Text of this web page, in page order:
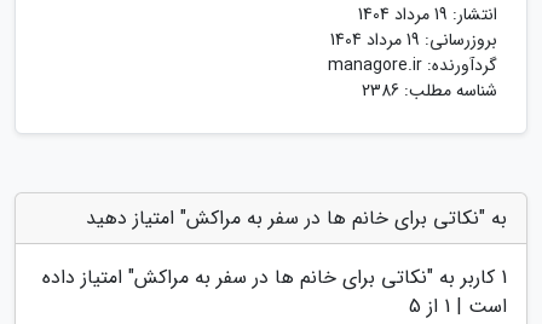
انتشار: 19 مرداد 1404
بروزرسانی: 19 مرداد 1404
گردآورنده: managore.ir
شناسه مطلب: 2386
به "نکاتی برای خانم ها در سفر به مراکش" امتیاز دهید
1 کاربر به "نکاتی برای خانم ها در سفر به مراکش" امتیاز داده
است | 1 از 5